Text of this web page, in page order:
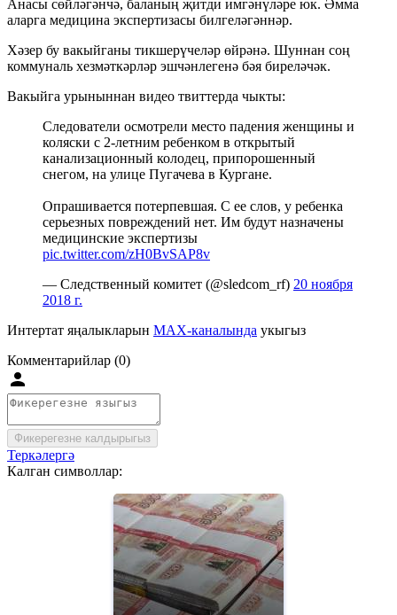
Анасы сөйләгәнчә, баланың җитди имгәнүләре юк. Әмма
аларга медицина экспертизасы билгеләгәннәр.
Хәзер бу вакыйганы тикшерүчеләр өйрәнә. Шуннан соң
коммуналь хезмәткәрләр эшчәнлегенә бәя биреләчәк.
Вакыйга урыныннан видео твиттерда чыкты:
Следователи осмотрели место падения женщины и
коляски с 2-летним ребенком в открытый
канализационный колодец, припорошенный
снегом, на улице Пугачева в Кургане.
Опрашивается потерпевшая. С ее слов, у ребенка
серьезных повреждений нет. Им будут назначены
медицинские экспертизы
pic.twitter.com/zH0BvSAP8v
— Следственный комитет (@sledcom_rf) 20 ноября
2018 г.
Интертат яңалыкларын MAX-каналында укыгыз
Комментарийлар (0)
Фикерегезне калдырыгыз
Теркәлергә
Калган символлар: